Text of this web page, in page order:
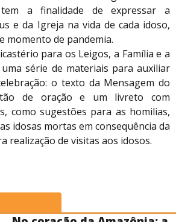
a finalidade de expressar a
e da Igreja na vida de cada idoso,
momento de pandemia.
para os Leigos, a Família e a
série de materiais para auxiliar
o texto da Mensagem do
de oração e um livreto com
como sugestões para as homilias,
idosas mortas em consequência da
realização de visitas aos idosos.